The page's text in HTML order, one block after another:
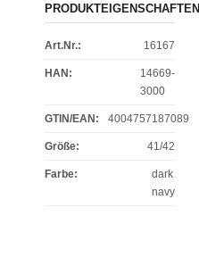
PRODUKTEIGENSCHAFTEN
Art.Nr.: 16167
HAN:
14669-
3000
GTIN/EAN: 4004757187089
Größe: 41/42
Farbe:
dark
navy